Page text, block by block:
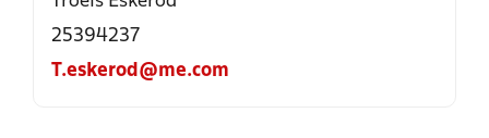
25394237
T.eskerod@me.com